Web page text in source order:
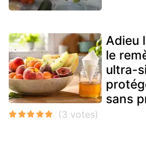
Adieu
le
ultra-
sans